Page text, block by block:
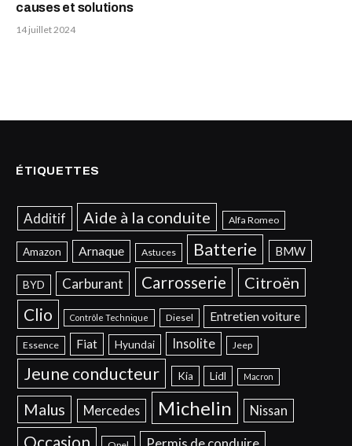
causes et solutions
14 juillet 2024
ÉTIQUETTES
Additif Aide à la conduite Alfa Romeo
Amazon Arnaque Astuces Batterie BMW
BYD Carburant Carrosserie Citroën
Clio Contrôle Technique Diesel Entretien voiture
Essence Fiat Hyundai Insolite Jeep
Jeune conducteur Kia Lidl Macron
Malus Mercedes Michelin Nissan
Occasion